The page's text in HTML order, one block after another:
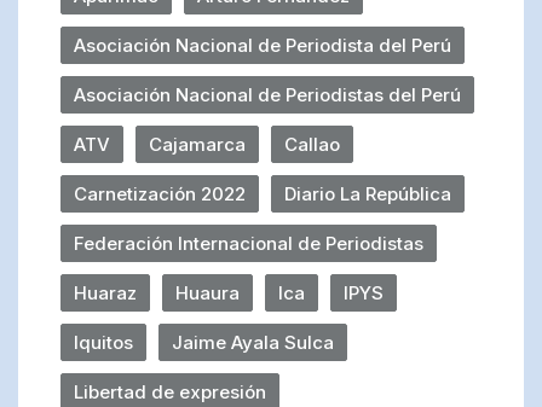
Asociación Nacional de Periodista del Perú
Asociación Nacional de Periodistas del Perú
ATV Cajamarca Callao
Carnetización 2022 Diario La República
Federación Internacional de Periodistas
Huaraz Huaura Ica IPYS
Iquitos Jaime Ayala Sulca
Libertad de expresión